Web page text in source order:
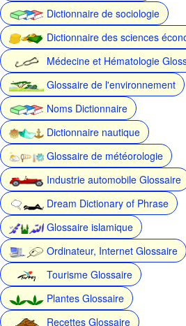
Dictionnaire de sociologie
Dictionnaire des sciences
Médecine et Hématologie
Glossaire de l'environnement
Noms Dictionnaire
Dictionnaire nautique
Glossaire de météorologie
Industrie automobile Glossaire
Dream Dictionary of Phrase
Glossaire islamique
Ordinateur, Internet Glossaire
Tourisme Glossaire
Plantes Glossaire
Recettes Glossaire